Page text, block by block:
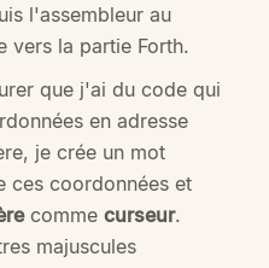
l'assembleur au
vers la partie Forth.
que j'ai du code qui
en adresse
je crée un mot
ces coordonnées et
comme curseur.
majuscules